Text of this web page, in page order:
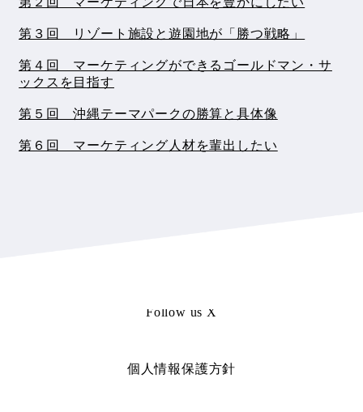
第３回 リゾート施設と遊園地が「勝つ戦略」
第４回 マーケティングができるゴールドマン・サ
ックスを目指す
第５回 沖縄テーマパークの勝算と具体像
第６回 マーケティング人材を輩出したい
個人情報保護方針
Follow us X